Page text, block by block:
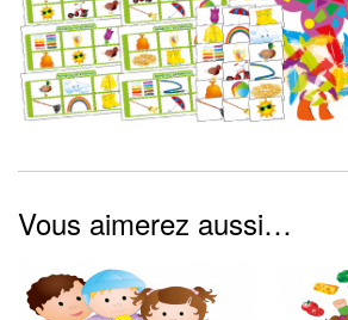
Vous aimerez aussi…